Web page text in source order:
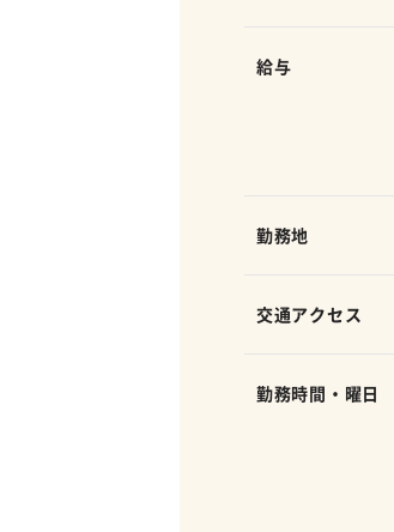
給与
勤務地
交通アクセス
勤務時間・曜日